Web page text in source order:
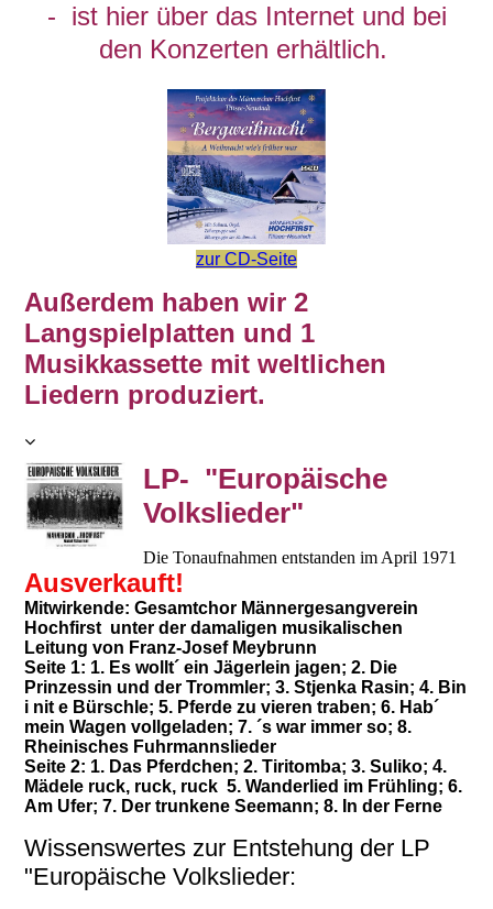
- ist hier über das Internet und bei
den Konzerten erhältlich.
zur CD-Seite
Außerdem haben wir 2
Langspielplatten und 1
Musikkassette mit weltlichen
Liedern produziert.
LP- "Europäische
Volkslieder"
Die Tonaufnahmen entstanden im April 1971
Ausverkauft!
Mitwirkende: Gesamtchor Männergesangverein
Hochfirst unter der damaligen musikalischen
Leitung von Franz-Josef Meybrunn
Seite 1: 1. Es wollt´ ein Jägerlein jagen; 2. Die
Prinzessin und der Trommler; 3. Stjenka Rasin; 4. Bin
i nit e Bürschle; 5. Pferde zu vieren traben; 6. Hab´
mein Wagen vollgeladen; 7. ´s war immer so; 8.
Rheinisches Fuhrmannslieder
Seite 2: 1. Das Pferdchen; 2. Tiritomba; 3. Suliko; 4.
Mädele ruck, ruck, ruck 5. Wanderlied im Frühling; 6.
Am Ufer; 7. Der trunkene Seemann; 8. In der Ferne
Wissenswertes zur Entstehung der LP
"Europäische Volkslieder: